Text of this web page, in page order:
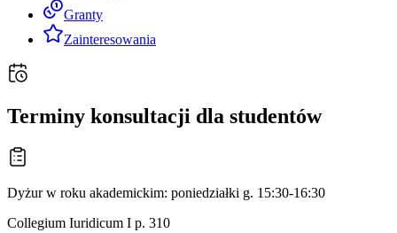
Granty
Zainteresowania
Terminy konsultacji dla studentów
Dyżur w roku akademickim: poniedziałki g. 15:30-16:30
Collegium Iuridicum I p. 310